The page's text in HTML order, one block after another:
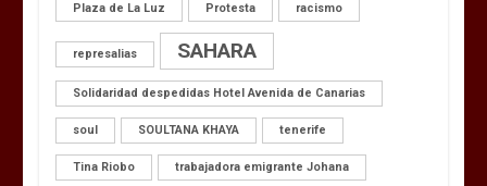
Plaza de La Luz Protesta racismo
represalias SAHARA
Solidaridad despedidas Hotel Avenida de Canarias
soul SOULTANA KHAYA tenerife
Tina Riobo trabajadora emigrante Johana